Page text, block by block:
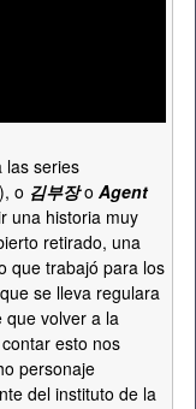
las series
o 김부장o Agent
historia muy
retirado, una
que trabajó para los
se lleva regulara
volver a la
esto nos
personaje
del instituto de la